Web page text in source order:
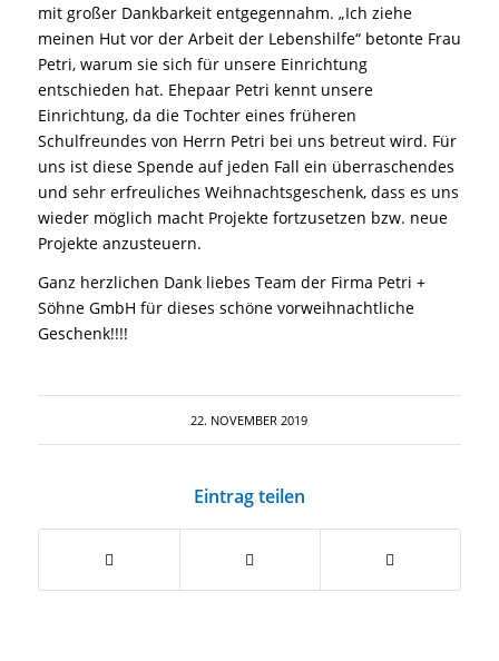
mit großer Dankbarkeit entgegennahm. „Ich ziehe
meinen Hut vor der Arbeit der Lebenshilfe“ betonte Frau
Petri, warum sie sich für unsere Einrichtung
entschieden hat. Ehepaar Petri kennt unsere
Einrichtung, da die Tochter eines früheren
Schulfreundes von Herrn Petri bei uns betreut wird. Für
uns ist diese Spende auf jeden Fall ein überraschendes
und sehr erfreuliches Weihnachtsgeschenk, dass es uns
wieder möglich macht Projekte fortzusetzen bzw. neue
Projekte anzusteuern.
Ganz herzlichen Dank liebes Team der Firma Petri +
Söhne GmbH für dieses schöne vorweihnachtliche
Geschenk!!!!
22. NOVEMBER 2019
Eintrag teilen